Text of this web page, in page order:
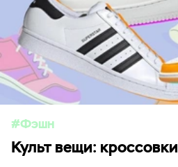
Фэшн
Культ вещи: кроссовки